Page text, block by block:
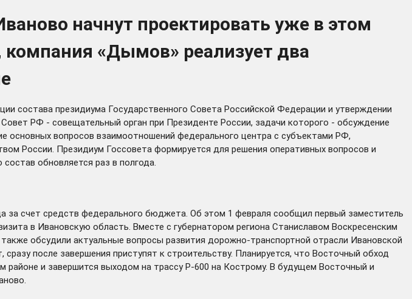
начнут проектировать уже в этом
«Дымов» реализует два
состава президиума Государственного Совета Российской Федерации и утверждении
РФ - совещательный орган при Президенте России, задачи которого - обсуждение
вопросов взаимоотношений федерального центра с субъектами РФ,
России. Президиум Госсовета формируется для решения оперативных вопросов и
обновляется раз в полгода.
за счет средств федерального бюджета. Об этом 1 февраля сообщил первый заместитель
в Ивановскую область. Вместе с губернатором региона Станиславом Воскресенским
обсудили актуальные вопросы развития дорожно-транспортной отрасли Ивановской
после завершения приступят к строительству. Планируется, что Восточный обход
и завершится выходом на трассу Р-600 на Кострому. В будущем Восточный и